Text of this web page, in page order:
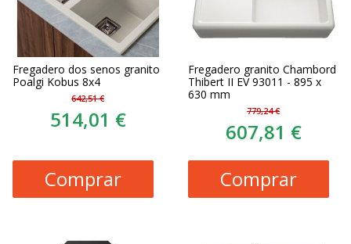
Fregadero dos senos granito
Poalgi Kobus 8x4
642,51 €
514,01 €
Comprar
Fregadero granito Chambord
Thibert II EV 93011 - 895 x
630 mm
779,24 €
607,81 €
Comprar